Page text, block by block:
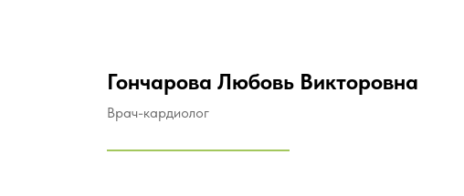
Гончарова Любовь Викторовна
Врач-кардиолог